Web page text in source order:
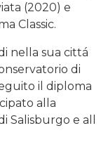
(2020) e
Classic.
nella sua cittá
di
il diploma
alla
Salisburgo e all